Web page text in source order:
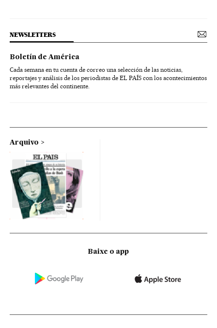
NEWSLETTERS
Boletín de América
Cada semana en tu cuenta de correo una selección de las noticias,
reportajes y análisis de los periodistas de EL PAÍS con los acontecimientos
más relevantes del continente.
Arquivo
Baixe o app